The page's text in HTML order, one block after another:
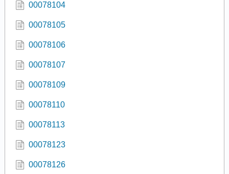
00078104
00078105
00078106
00078107
00078109
00078110
00078113
00078123
00078126